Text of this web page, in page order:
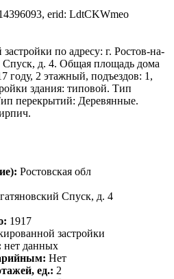
erid: LdtCKWmeo
по адресу: г. Ростов-на-
Спуск, д. 4. Общая площадь дома
году, 2 этажный, подъездов: 1,
здания: типовой. Тип
перекрытий: Деревянные.
Ростовская обл
Спуск, д. 4
1917
застройки
нет данных
Нет
ед.: 2